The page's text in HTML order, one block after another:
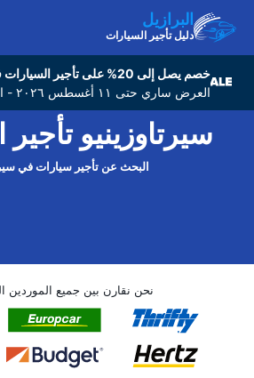
البرازيل
دليل تأجير السيارات
خصم يصل إلى 20% على تأجير السيارات في جميع أنحاء العالم
العرض ساري حتى ١١ أغسطس ٢٠٢٦ - استفد منه اليوم!
سيرتاوزينيو
البحث عن تأجير سيارات في
نحن نقارن بين جميع الموردين